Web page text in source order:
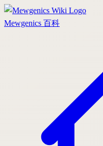
Mewgenics 百科